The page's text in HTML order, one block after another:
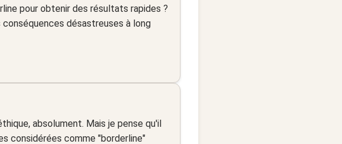
pour obtenir des résultats rapides ?
désastreuses à long
absolument. Mais je pense qu'il
considérées comme "borderline"